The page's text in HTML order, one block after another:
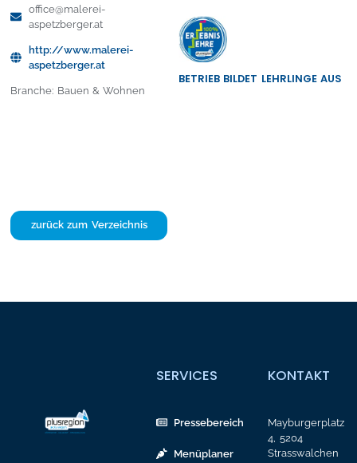
office@malerei-
aspetzberger.at
http://www.malerei-
aspetzberger.at
Branche: Bauen & Wohnen
BETRIEB BILDET LEHRLINGE AUS
zurück zum Verzeichnis
SERVICES
Pressebereich
Menüplaner
KONTAKT
Mayburgerplatz
4, 5204
Strasswalchen